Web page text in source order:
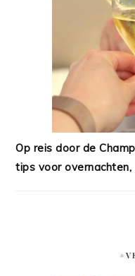
Op reis door de
tips voor